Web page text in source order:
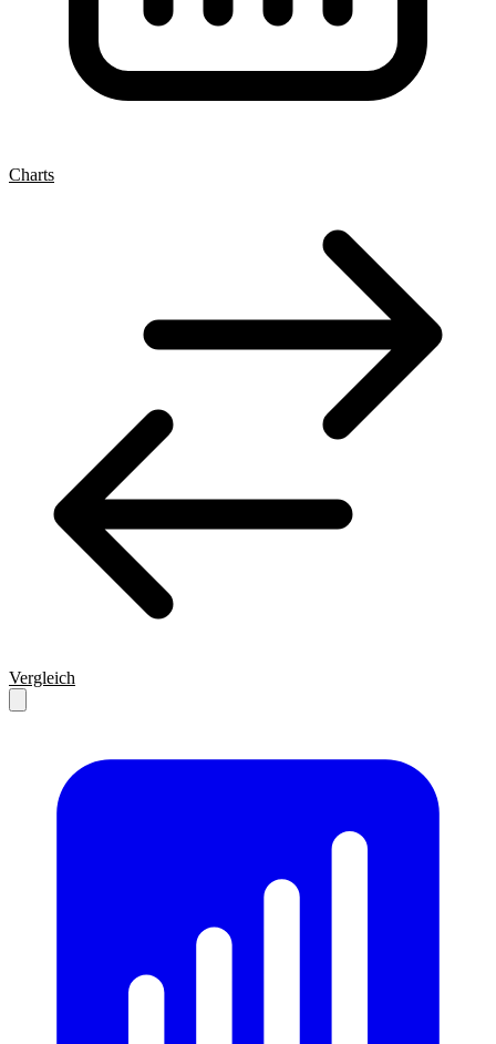
Charts
Vergleich